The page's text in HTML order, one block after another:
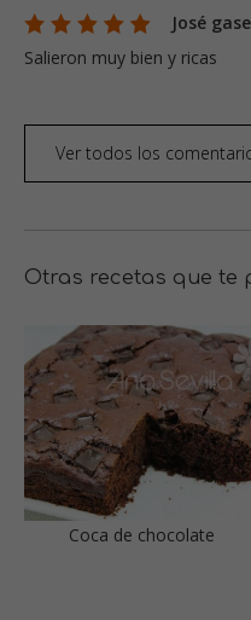
José
Salieron muy bien y ricas
Ver todos los
Otras recetas que te
Coca de chocolate